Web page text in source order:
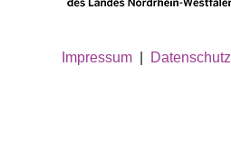
Impressum Datenschutz